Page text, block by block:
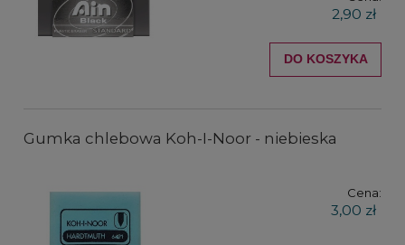
2,90 zł
DO KOSZYKA
Gumka chlebowa Koh-I-Noor - niebieska
Cena:
3,00 zł